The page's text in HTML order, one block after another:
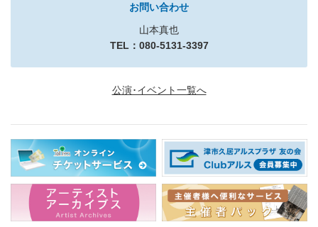
お問い合わせ
山本真也
TEL：080-5131-3397
公演･イベント一覧へ